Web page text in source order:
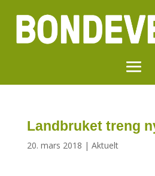
Landbruket treng
20. mars 2018 | Aktuelt